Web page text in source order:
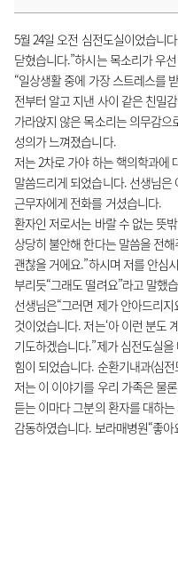
5월 24일 오전 심전도실이었습니
닫혔습니다.”하시는 목소리가 우
“일상생활 중에 가장 스트레스를
전부터 알고 지낸 사이 같은 친밀
가라앉지 않은 목소리는 의무감
성의가 느껴졌습니다.
저는 2차로 가야 하는 핵의학과에
말씀드리게 되었습니다. 선생님
근무자에게 전화를 거셨습니다.
환자인 저로서는 바랄 수 없는 뜻
상당히 불안해 한다는 말씀을 전
괜찮을 거에요.”하시며 저를 안심
부리듯“그래도 떨려요”라고 말했
선생님은“그러면 제가 안아드리
것이었습니다. 저는‘아 이런 분도
기도하겠습니다.”제가 심전도실
힘이 되었습니다. 순환기내과(심
저는 이 이야기를 우리 가족은 물
듣는 이마다 그분의 환자를 대하
감동하였습니다. 보라매병원“좋아